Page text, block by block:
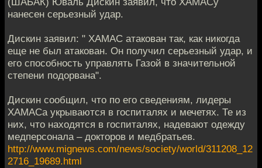
нанесен серьезный удар.
Дискин заявил: " ХАМАС атакован так, как никогда
еще не был атакован. Он получил серьезный удар, и
его способность управлять Газой в значительной
степени подорвана".
Дискин сообщил, что по его сведениям, лидеры
ХАМАСа укрываются в госпиталях и мечетях. Те из
них, что находятся в госпиталях, надевают одежду
медперсонала – докторов и медбратьев.
http://www.mignews.com/news/society/world/311208_12
2716_19689.html